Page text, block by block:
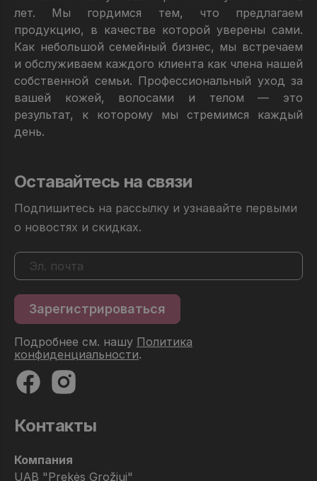
лет. Мы гордимся тем, что предлагаем
продукцию, в качестве которой уверены сами.
Как небольшой семейный бизнес, мы встречаем
и обслуживаем каждого клиента как члена нашей
собственной семьи. Профессиональный уход за
вашей кожей, волосами и телом — это
результат, к которому мы стремимся каждый
день.
Оставайтесь на связи
Подпишитесь на рассылку и узнавайте первыми
о новостях и скидках.
Подробнее см. нашу Политика
конфиденциальности.
Контакты
Компания
UAB "Prekės Grožiui"